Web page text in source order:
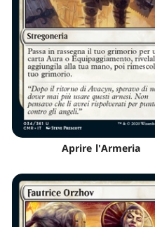
Aprire l'Armeria